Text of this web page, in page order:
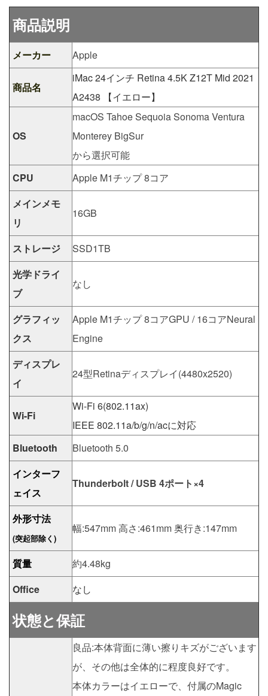
商品説明
メーカー Apple
商品名
iMac 24インチ Retina 4.5K Z12T Mid 2021
A2438 【イエロー】
OS
macOS Tahoe Sequoia Sonoma Ventura
Monterey BigSur
から選択可能
CPU
Apple M1チップ 8コア
メインメモ
リ
16GB
ストレージ
SSD1TB
光学ドライ
ブ
なし
グラフィッ
クス
Apple M1チップ 8コアGPU / 16コアNeural
Engine
ディスプレ
イ
24型Retinaディスプレイ(4480x2520)
Wi-Fi
Wi-Fi 6(802.11ax)
IEEE 802.11a/b/g/n/acに対応
Bluetooth
Bluetooth 5.0
インターフ
ェイス
Thunderbolt / USB 4ポート×4
外形寸法
(突起部除く)
幅:547mm 高さ:461mm 奥行き:147mm
質量
約4.48kg
Office
なし
状態と保証
良品:本体背面に薄い擦りキズがございます
が、その他は全体的に程度良好です。
本体カラーはイエローで、付属のMagic